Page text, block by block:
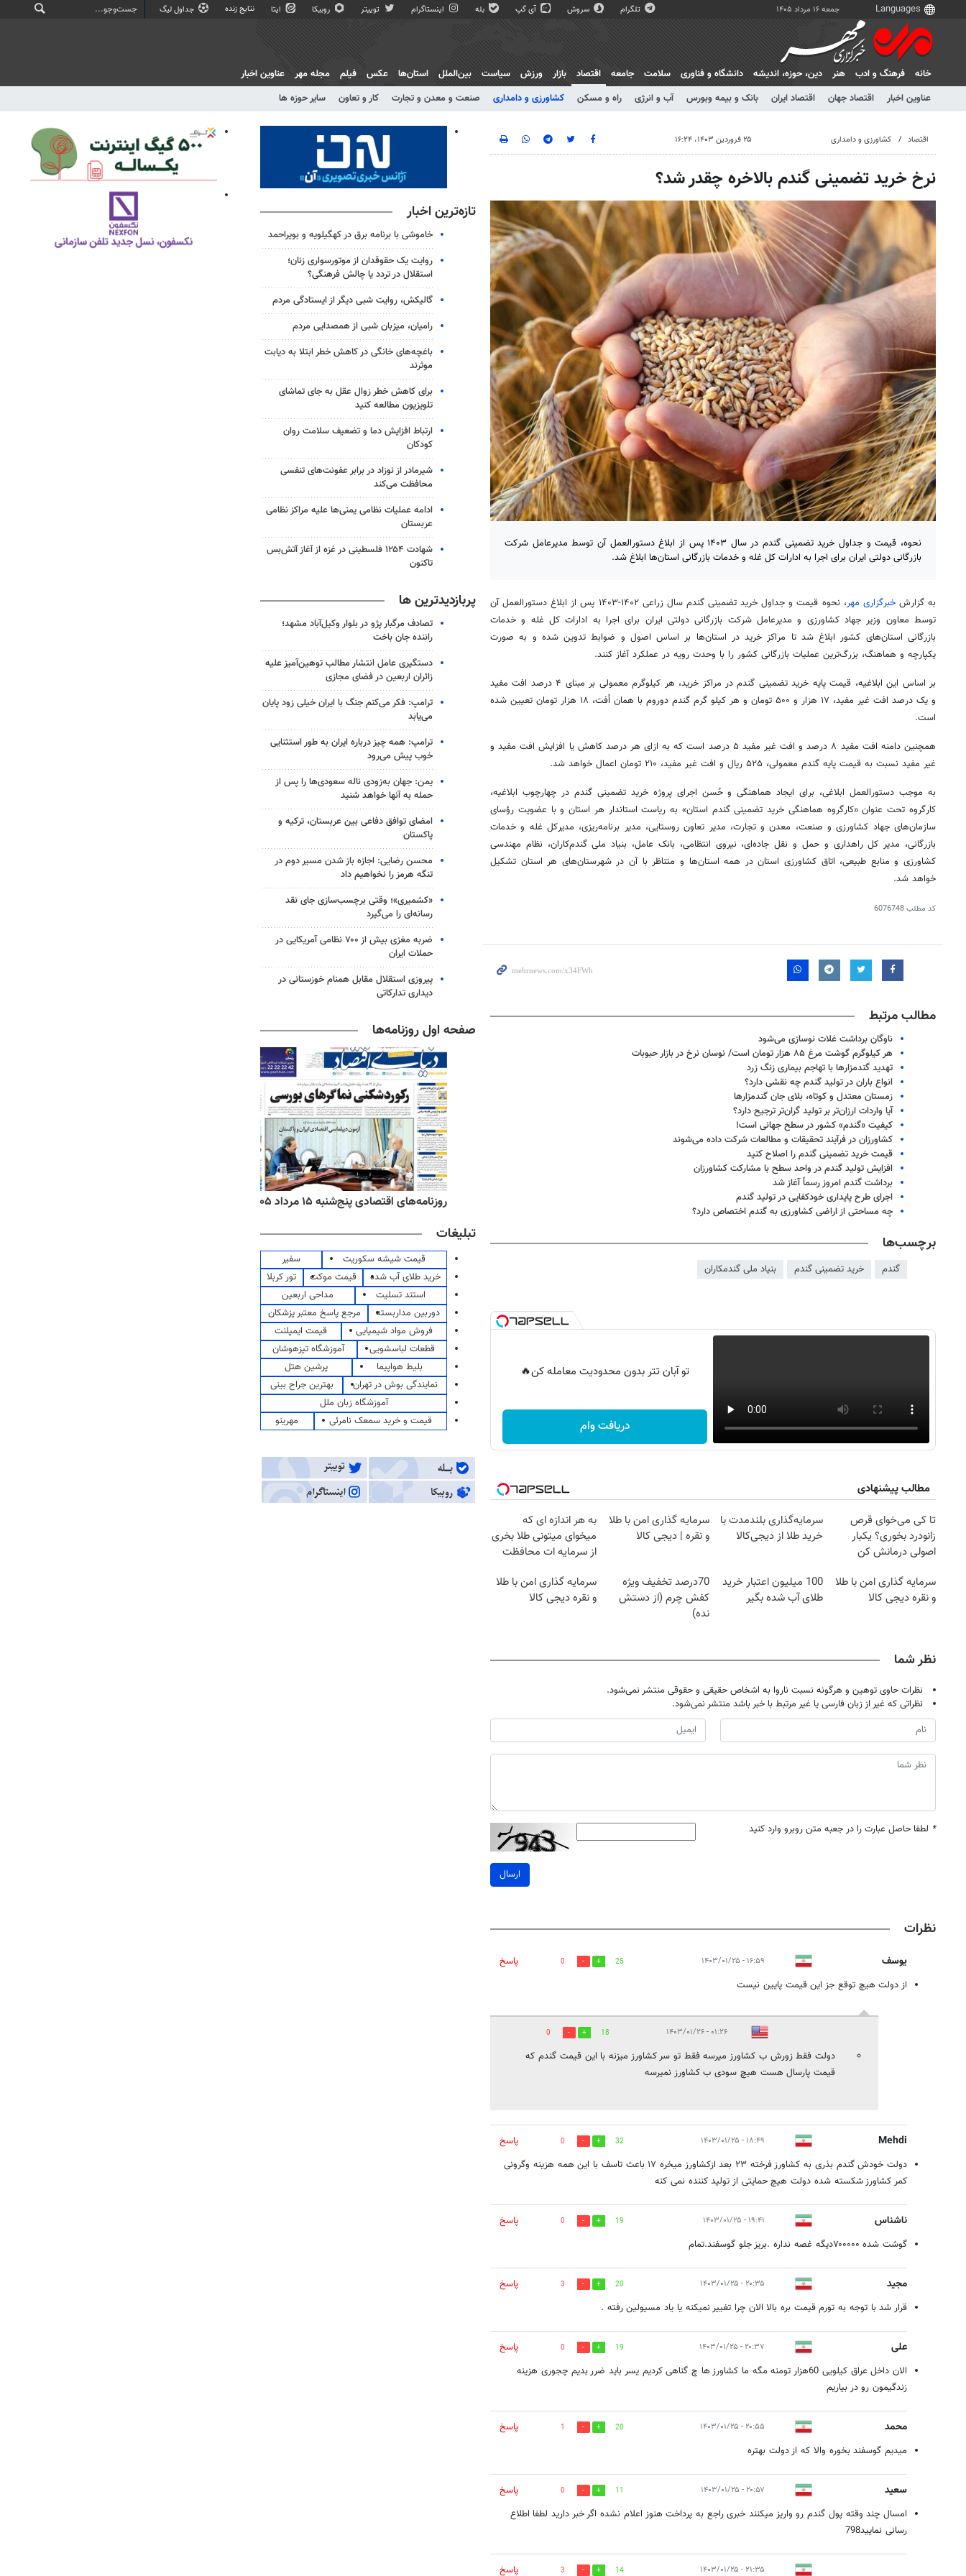
جمعه ۱۶ مرداد ۱۴۰۵ تلگرام سروش آی گپ بله اینستاگرام توییتر روبیکا ایتا نتایج زنده جداول لیگ
خانه فرهنگ و ادب هنر دين، حوزه، انديشه دانشگاه و فناوری سلامت جامعه
اقتصاد
عناوین اخبار
اقتصاد جهان اقتصاد ایران بانک و بیمه وبورس آب و انرژی راه و مسکن کشاورزی و دامداری صنعت و معدن و تجارت کار و تعاون سایر حوزه ها
بازار ورزش سیاست بین‌الملل استان‌ها عکس فیلم مجله مهر عناوین اخبار
اقتصاد کشاورزی و دامداری ۲۵ فروردین ۱۴۰۳، ۱۶:۲۴
نرخ خرید تضمینی گندم بالاخره چقدر شد؟
نحوه، قیمت و جداول خرید تضمینی گندم در سال ۱۴۰۳ پس از ابلاغ دستورالعمل آن توسط مدیرعامل شرکت
بازرگانی دولتی ایران برای اجرا به ادارات کل غله و خدمات بازرگانی استان‌ها ابلاغ شد.
به گزارش خبرگزاری مهر
، نحوه قیمت و جداول خرید تضمینی گندم سال زراعی ۱۴۰۲-۱۴۰۳ پس از ابلاغ دستورالعمل آن
توسط معاون وزیر جهاد کشاورزی و مدیرعامل شرکت بازرگانی دولتی ایران برای اجرا به ادارات کل غله و خدمات
بازرگانی استان‌های کشور ابلاغ شد تا مراکز خرید در استان‌ها بر اساس اصول و ضوابط تدوین شده و به صورت
یکپارچه و هماهنگ، بزرگ‌ترین عملیات بازرگانی کشور را با وحدت رویه در عملکرد آغاز کنند.
بر اساس این ابلاغیه، قیمت پایه خرید تضمینی گندم در مراکز خرید، هر کیلوگرم معمولی بر مبنای ۴ درصد افت مفید
و یک درصد افت غیر مفید، ۱۷ هزار و ۵۰۰ تومان و هر کیلو گرم گندم
دوروم
با همان اُفت، ۱۸ هزار تومان تعیین شده
است.
همچنین دامنه افت مفید ۸ درصد و افت غیر مفید ۵ درصد است که به ازای هر درصد کاهش یا افزایش افت مفید و
غیر مفید نسبت به قیمت پایه گندم معمولی، ۵۲۵ ریال و افت غیر مفید، ۲۱۰ تومان اعمال خواهد شد.
به موجب دستورالعمل ابلاغی، برای ایجاد هماهنگی و حُسن اجرای پروژه خرید تضمینی گندم در چهارچوب ابلاغیه،
کارگروه تحت عنوان «کارگروه هماهنگی خرید تضمینی گندم استان» به ریاست استاندار هر استان و با عضویت رؤسای
سازمان‌های جهاد کشاورزی و صنعت، معدن و تجارت، مدیر تعاون روستایی، مدیر برنامه‌ریزی، مدیرکل غله و خدمات
بازرگانی، مدیر کل راهداری و حمل و نقل جاده‌ای، نیروی انتظامی، بانک عامل، بنیاد ملی گندم‌کاران، نظام مهندسی
کشاورزی و منابع طبیعی، اتاق کشاورزی استان در همه استان‌ها و متناظر با آن در شهرستان‌های هر استان تشکیل
خواهد شد.
کد مطلب6076748
مطالب مرتبط
ناوگان برداشت غلات نوسازی می‌شود
هر کیلوگرم گوشت مرغ ۸۵ هزار تومان است/ نوسان نرخ در بازار حبوبات
تهدید گندمزارها با تهاجم بیماری زنگ زرد
انواع باران در تولید گندم چه نقشی دارد؟
زمستان معتدل و کوتاه، بلای جان گندمزارها
آیا واردات ارزان‌تر بر تولید گران‌تر ترجیح دارد؟
کیفیت «گندم» کشور در سطح جهانی است!
کشاورزان در فرآیند تحقیقات و مطالعات شرکت داده می‌شوند
قیمت خرید تضمینی گندم را اصلاح کنید
افزایش تولید گندم در واحد سطح با مشارکت کشاورزان
برداشت گندم امروز رسماً آغاز شد
اجرای طرح پایداری خودکفایی در تولید گندم
چه مساحتی از اراضی کشاورزی به گندم اختصاص دارد؟
برچسب‌ها
گندم خرید تضمینی گندم بنیاد ملی گندمکاران
تو آبان تتر بدون محدودیت معامله کن🔥
دریافت وام
مطالب پیشنهادی
تا کی می‌خوای قرص
زانودرد بخوری؟ یکبار
اصولی درمانش کن
سرمایه‌گذاری بلندمدت با
خرید طلا از دیجی‌کالا
سرمایه گذاری امن با طلا
و نقره | دیجی کالا
به هر اندازه ای که
میخوای میتونی طلا بخری
از سرمایه ات محافظت
سرمایه گذاری امن با طلا
و نقره دیجی کالا
100 میلیون اعتبار خرید
طلای آب شده بگیر
70درصد تخفیف ویژه
کفش چرم (از دستش
نده)
سرمایه گذاری امن با طلا
و نقره دیجی کالا
نظر شما
نظرات حاوی توهین و هرگونه نسبت ناروا به اشخاص حقیقی و حقوقی منتشر نمی‌شود.
نظراتی که غیر از زبان فارسی یا غیر مرتبط با خبر باشد منتشر نمی‌شود.
* لطفا حاصل عبارت را در جعبه متن روبرو وارد کنید
ارسال
نظرات
یوسف ۱۶:۵۹ - ۱۴۰۳/۰۱/۲۵ 25
0
پاسخ
از دولت هیچ توقع جز این قیمت پایین نیست
۰۱:۲۶ - ۱۴۰۳/۰۱/۲۶ 18
0
دولت فقط زورش ب کشاورز میرسه فقط تو سر کشاورز میزنه با این قیمت گندم که
قیمت پارسال هست هیچ سودی ب کشاورز نمیرسه
Mehdi ۱۸:۴۹ - ۱۴۰۳/۰۱/۲۵ 32
0
پاسخ
دولت خودش گندم بذری به کشاورز فرخته ۲۳ بعد ازکشاورز میخره ۱۷ باعث تاسف با این همه هزینه وگرونی
کمر کشاورز شکسته شده دولت هیچ حمایتی از تولید کننده نمی کنه
ناشناس ۱۹:۴۱ - ۱۴۰۳/۰۱/۲۵ 19
0
پاسخ
گوشت شده ۷۰۰۰۰۰دیگه غصه نداره .بریز جلو گوسفند.تمام
مجید ۲۰:۳۵ - ۱۴۰۳/۰۱/۲۵ 20
3
پاسخ
قرار شد با توجه به تورم قیمت بره بالا الان چرا تغییر نمیکنه یا یاد مسیولین رفته .
علی ۲۰:۳۷ - ۱۴۰۳/۰۱/۲۵ 19
0
پاسخ
الان داخل عراق کیلویی 60هزار تومنه مگه ما کشاورز ها چ گناهی کردیم یسر باید ضرر بدیم چجوری هزینه
زندگیمون رو در بیاریم
محمد ۲۰:۵۵ - ۱۴۰۳/۰۱/۲۵ 20
1
پاسخ
میدیم گوسفند بخوره والا که از دولت بهتره
سعید ۲۰:۵۷ - ۱۴۰۳/۰۱/۲۵ 11
0
پاسخ
امسال چند وقته پول گندم رو واریز میکنند خبری راجع به پرداخت هنوز اعلام نشده اگر خبر دارید لطفا اطلاع
رسانی نمایید798
۲۱:۳۵ - ۱۴۰۳/۰۱/۲۵ 14
3 پاسخ
تازه‌ترین اخبار
خاموشی با برنامه برق در کهگیلویه و بویراحمد
روایت یک حقوقدان از موتورسواری زنان؛
استقلال در تردد یا چالش فرهنگی؟
گالیکش، روایت شبی دیگر از ایستادگی مردم
رامیان، میزبان شبی از همصدایی مردم
باغچه‌های خانگی در کاهش خطر ابتلا به دیابت
موثرند
برای کاهش خطر زوال عقل به جای تماشای
تلویزیون مطالعه کنید
ارتباط افزایش دما و تضعیف سلامت روان
کودکان
شیرمادر از نوزاد در برابر عفونت‌های تنفسی
محافظت می‌کند
ادامه عملیات نظامی یمنی‌ها علیه مراکز نظامی
عربستان
شهادت ۱۲۵۴ فلسطینی در غزه از آغاز آتش‌بس
تاکنون
پربازدیدترین ها
تصادف مرگبار پژو در بلوار وکیل‌آباد مشهد؛
راننده جان باخت
دستگیری عامل انتشار مطالب توهین‌آمیز علیه
زائران اربعین در فضای مجازی
ترامپ: فکر می‌کنم جنگ با ایران خیلی زود پایان
می‌یابد
ترامپ: همه چیز درباره ایران به طور استثنایی
خوب پیش می‌رود
یمن: جهان به‌زودی ناله سعودی‌ها را پس از
حمله به آنها خواهد شنید
امضای توافق دفاعی بین عربستان، ترکیه و
پاکستان
محسن رضایی: اجازه باز شدن مسیر دوم در
تنگه هرمز را نخواهیم داد
«کشمیری»؛ وقتی برچسب‌سازی جای نقد
رسانه‌ای را می‌گیرد
ضربه مغزی بیش از ۷۰۰ نظامی آمریکایی در
حملات ایران
پیروزی استقلال مقابل همنام خوزستانی در
دیداری تدارکاتی
صفحه اول روزنامه‌ها
روزنامه‌های صبح پنج‌شنبه ۱۵ مرداد ۱۴۰۵ روزنامه‌های اقتصادی پنج‌شنبه ۱۵ مرداد ۱۴۰۵
تبلیغات
قیمت شیشه سکوریت
سفیر
خرید طلای آب شده
قیمت موکت
تور کربلا
استند تسلیت
مداحی اربعین
دوربین مداربسته
مرجع پاسخ معتبر پزشکان
فروش مواد شیمیایی
قیمت ایمپلنت
قطعات لباسشویی
آموزشگاه تیزهوشان
بلیط هواپیما
پرشین هتل
نمایندگی بوش در تهران
بهترین جراح بینی
آموزشگاه زبان ملل
قیمت و خرید سمعک نامرئی
مهرینو